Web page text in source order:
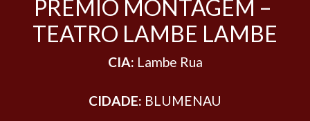
PRÊMIO MONTAGEM –
TEATRO LAMBE LAMBE
CIA: Lambe Rua
CIDADE: BLUMENAU